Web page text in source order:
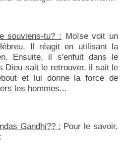
souviens-tu? : Moïse voit un
Il réagit en utilisant la
Ensuite, il s'enfuit dans le
Dieu sait le retrouver, il sait le
et lui donne la force de
les hommes...
Gandhi?? : Pour le savoir,